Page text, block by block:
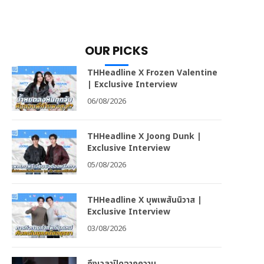
OUR PICKS
THHeadline X Frozen Valentine
| Exclusive Interview
06/08/2026
THHeadline X Joong Dunk |
Exclusive Interview
05/08/2026
THHeadline X บุพเพสันนิวาส |
Exclusive Interview
03/08/2026